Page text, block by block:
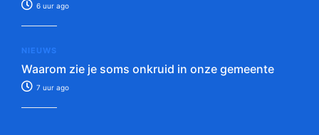
6 uur ago
NIEUWS
Waarom zie je soms onkruid in onze gemeente
7 uur ago